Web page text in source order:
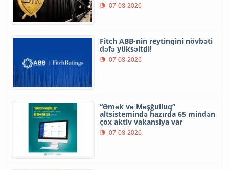
07-08-2026
Fitch ABB-nin reytinqini növbəti
dəfə yüksəltdi!
07-08-2026
“Əmək və Məşğulluq”
altsistemində hazırda 65 mindən
çox aktiv vakansiya var
07-08-2026